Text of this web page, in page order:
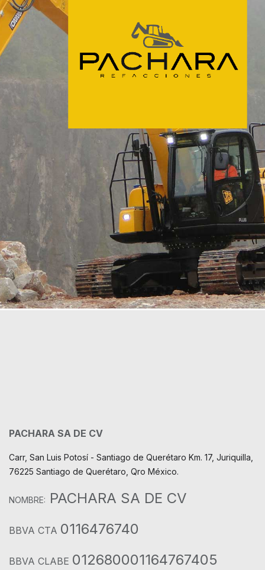
PACHARA SA DE CV
Carr, San Luis Potosí - Santiago de Querétaro Km. 17, Juriquilla,
76225 Santiago de Querétaro, Qro México.
NOMBRE: PACHARA SA DE CV
BBVA CTA 0116476740
BBVA CLABE 012680001164767405